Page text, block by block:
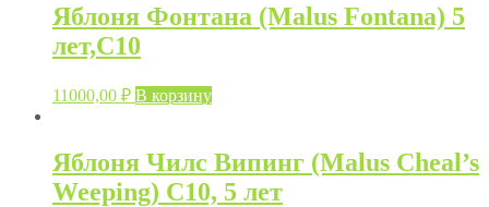
Яблоня Фонтана (Malus Fontana) 5
лет,C10
11000,00 ₽ В корзину
Яблоня Чилс Випинг (Malus Cheal’s
Weeping) C10, 5 лет